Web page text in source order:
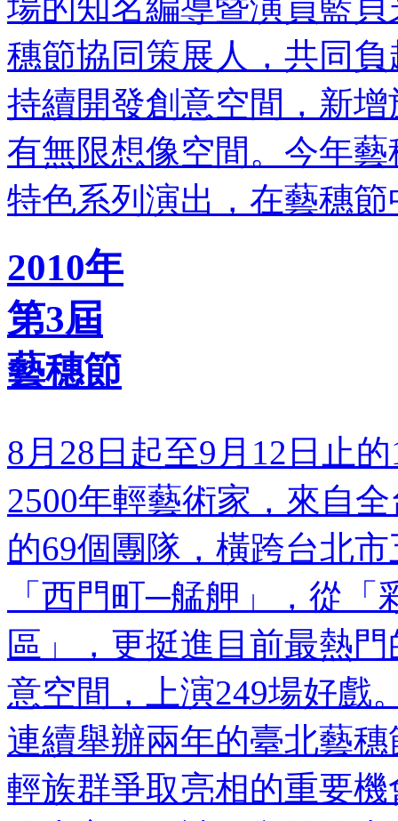
穗節協同策展人，共同
持續開發創意空間，新
有無限想像空間。今年
特色系列演出，在藝穗
2010年
第3屆
藝穗節
8月28日起至9月12日止
2500年輕藝術家，來自
的69個團隊，橫跨台北
「西門町─艋舺」，從
區」，更挺進目前最熱
意空間，上演249場好戲
連續舉辦兩年的臺北藝
輕族群爭取亮相的重要